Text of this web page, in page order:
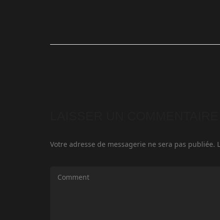
Votre adresse de messagerie ne sera pas publiée.